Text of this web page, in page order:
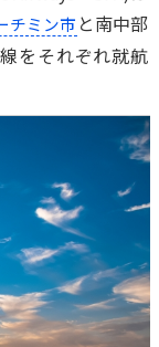
チミン市 と南中部
をそれぞれ就航